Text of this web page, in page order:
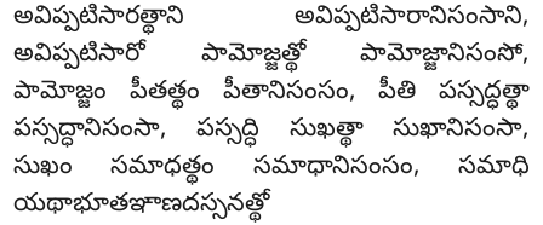
అవిప్పటిసారత్థాని అవిప్పటిసారానిసంసాని,
అవిప్పటిసారో పామోజ్జత్థో పామోజ్జానిసంసో,
పామోజ్జం పీతత్థం పీతానిసంసం, పీతి పస్సద్ధత్థా
పస్సద్ధానిసంసా, పస్సద్ధి సుఖత్థా సుఖానిసంసా,
సుఖం సమాధత్థం సమాధానిసంసం, సమాధి
యథాభూతఞాణదస్సనత్థో